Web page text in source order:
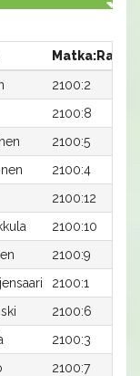
Matka:Rata
2100:2
2100:8
2100:5
2100:4
2100:12
2100:10
2100:9
2100:1
2100:6
2100:3
2100:7